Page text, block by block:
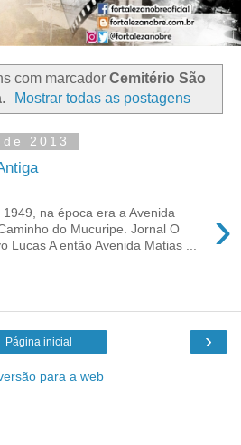
com marcador Cemitério São
. Mostrar todas as postagens
2013
›
1949, na época era a Avenida
do Mucuripe. Jornal O
Lucas A então Avenida Matias ...
›
Página inicial
para a web